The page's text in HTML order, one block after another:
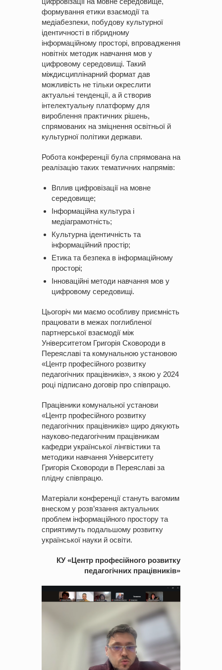
формування етики взаємодії та
медіабезпеки, побудову культурної
ідентичності в гібридному
інформаційному просторі, впровадження
новітніх методик навчання мов у
цифровому середовищі. Такий
міждисциплінарний формат дав
можливість не тільки окреслити
актуальні тенденції, а й створив
інтелектуальну платформу для
вироблення практичних рішень,
спрямованих на зміцнення освітньої й
культурної політики держави.
Робота конференції була спрямована на
реалізацію таких тематичних напрямів:
Вплив цифровізації на мовне
середовище;
Інформаційна культура і
медіаграмотність;
Культурна ідентичність та
інформаційний простір;
Етика та безпека в інформаційному
просторі;
Інноваційні методи навчання мов у
цифровому середовищі.
Цьогоріч ми маємо особливу приємність
працювати в межах поглибленої
партнерської взаємодії між
Університетом Григорія Сковороди в
Переяславі та комунальною установою
«Центр професійного розвитку
педагогічних працівників», з якою у 2024
році підписано договір про співпрацю.
Працівники комунальної установи
«Центр професійного розвитку
педагогічних працівників» щиро дякують
науково-педагогічним працівникам
кафедри української лінгвістики та
методики навчання Університету
Григорія Сковороди в Переяславі за
плідну співпрацю.
Матеріали конференції стануть вагомим
внеском у розв’язання актуальних
проблем інформаційного простору та
сприятимуть подальшому розвитку
української науки й освіти.
КУ «Центр професійного розвитку
педагогічних працівників»